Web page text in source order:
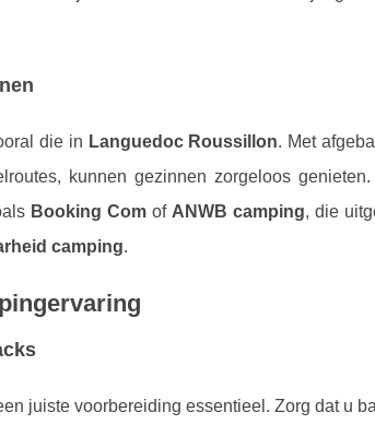
die in Languedoc Roussillon. Met
kunnen gezinnen zorgeloos
Booking Com of ANWB camping, die
camping.
juiste voorbereiding essentieel. Zorg dat u